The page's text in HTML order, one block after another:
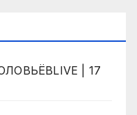
| 17